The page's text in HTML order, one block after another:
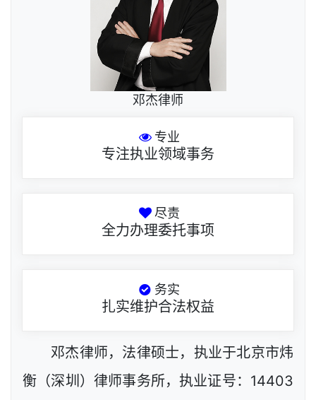
邓杰律师
专业
专注执业领域事务
尽责
全力办理委托事项
务实
扎实维护合法权益
邓杰律师，法律硕士，执业于北京市炜
衡（深圳）律师事务所，执业证号：14403